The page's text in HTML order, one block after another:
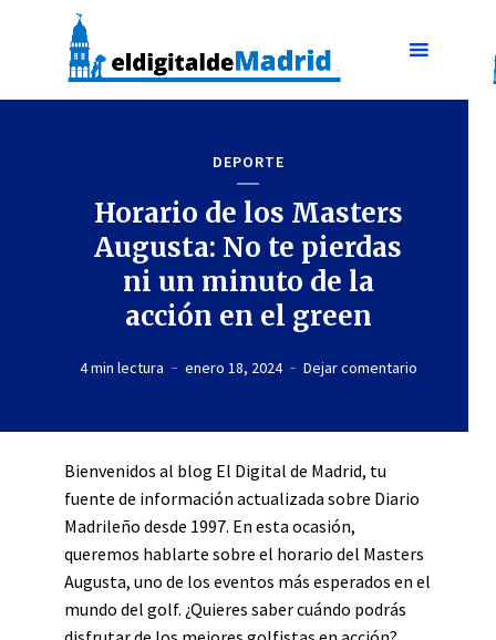
DEPORTE
Horario de los Masters
Augusta: No te pierdas
ni un minuto de la
acción en el green
4 min lectura enero 18, 2024 Dejar comentario
Bienvenidos al blog El Digital de Madrid, tu
fuente de información actualizada sobre Diario
Madrileño desde 1997. En esta ocasión,
queremos hablarte sobre el horario del Masters
Augusta, uno de los eventos más esperados en el
mundo del golf. ¿Quieres saber cuándo podrás